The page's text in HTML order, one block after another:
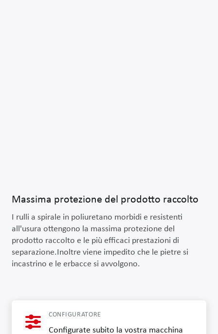
Massima protezione del prodotto raccolto
I rulli a spirale in poliuretano morbidi e resistenti
all'usura ottengono la massima protezione del
prodotto raccolto e le più efficaci prestazioni di
separazione.Inoltre viene impedito che le pietre si
incastrino e le erbacce si avvolgono.
CONFIGURATORE
Configurate subito la vostra macchina